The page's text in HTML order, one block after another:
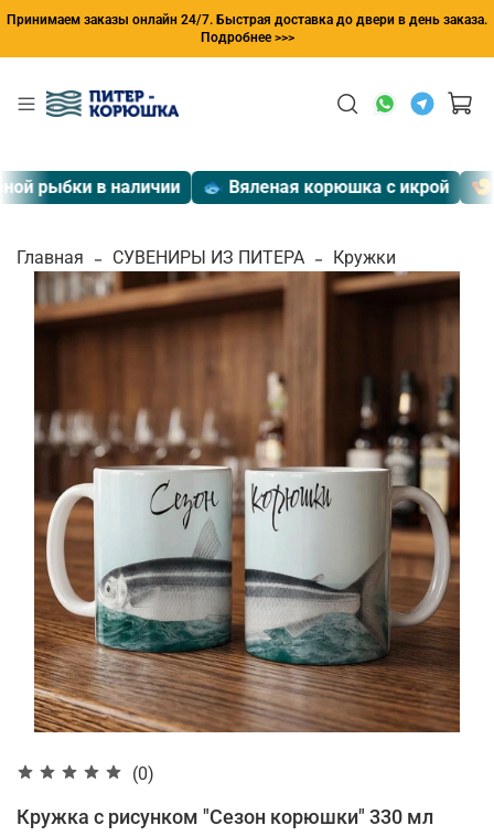
Принимаем заказы онлайн 24/7. Быстрая доставка до двери в день заказа.
Подробнее >>>
рыбки в наличии 🐟 Вяленая корюшка с икрой 🍤
Главная СУВЕНИРЫ ИЗ ПИТЕРА Кружки
(0)
Кружка с рисунком "Сезон корюшки" 330 мл